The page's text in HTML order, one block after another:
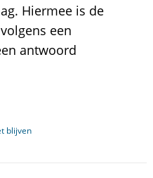
Hiermee is de
een
antwoord
blijven